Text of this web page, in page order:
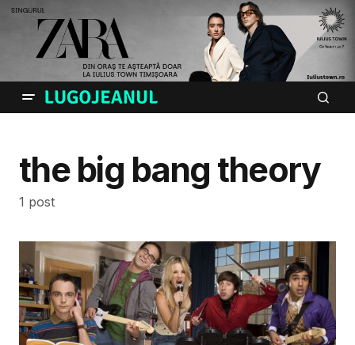
the big bang theory
1 post